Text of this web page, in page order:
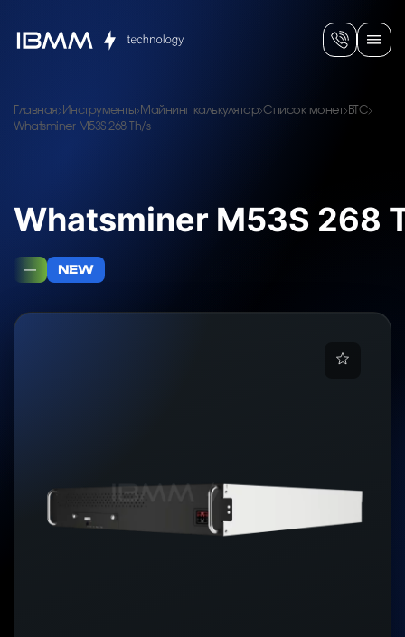
Главная Инструменты Майнинг калькулятор Список монет BTC
Whatsminer M53S 268 Th/s
Whatsminer M53S 268
— NEW